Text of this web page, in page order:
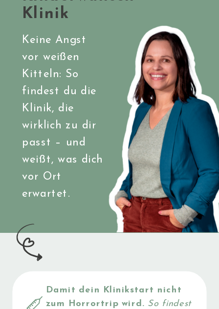
Keine Angst
vor weißen
Kitteln: So
findest du die
Klinik, die
wirklich zu dir
passt – und
weißt, was dich
vor Ort
erwartet.
Klinik
JETZT
Damit dein Klinikstart nicht
zum Horrortrip wird. So findest